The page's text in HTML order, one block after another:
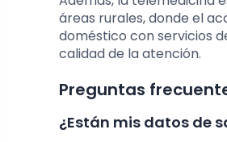
áreas rurales, donde el
doméstico con servicios
calidad de la atención.
Preguntas
¿Están mis datos de